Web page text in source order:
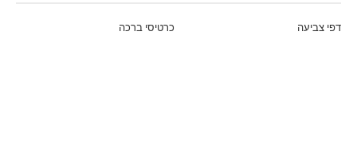
כרטיסי ברכה דפי צביעה